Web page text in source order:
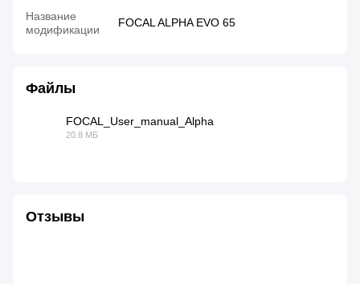
Название
модификации
FOCAL ALPHA EVO 65
Файлы
FOCAL_User_manual_Alpha
20.8 МБ
Отзывы